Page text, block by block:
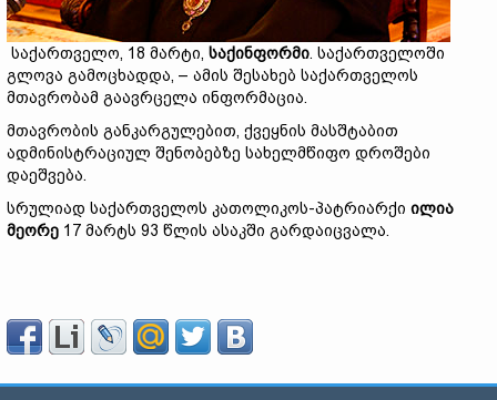
საქართველო, 18 მარტი, საქინფორმი. საქართველოში
გლოვა გამოცხადდა, – ამის შესახებ საქართველოს
მთავრობამ გაავრცელა ინფორმაცია.
მთავრობის განკარგულებით, ქვეყნის მასშტაბით
ადმინისტრაციულ შენობებზე სახელმწიფო დროშები
დაეშვება.
სრულიად საქართველოს კათოლიკოს-პატრიარქი ილია
მეორე 17 მარტს 93 წლის ასაკში გარდაიცვალა.